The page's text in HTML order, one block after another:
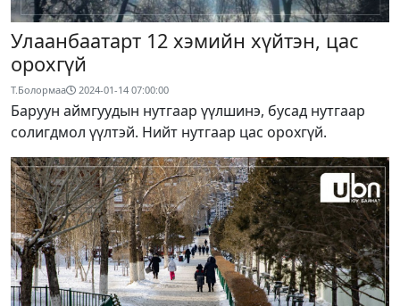
Улаанбаатарт 12 хэмийн хүйтэн, цас
орохгүй
Т.Болормаа 2024-01-14 07:00:00
Баруун аймгуудын нутгаар үүлшинэ, бусад нутгаар
солигдмол үүлтэй. Нийт нутгаар цас орохгүй.